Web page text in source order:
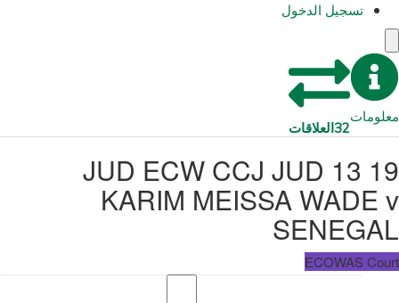
تسجيل الدخول
معلومات
32العلاقات
JUD ECW CCJ JUD 13 19
KARIM MEISSA WADE v
SENEGAL
ECOWAS Court